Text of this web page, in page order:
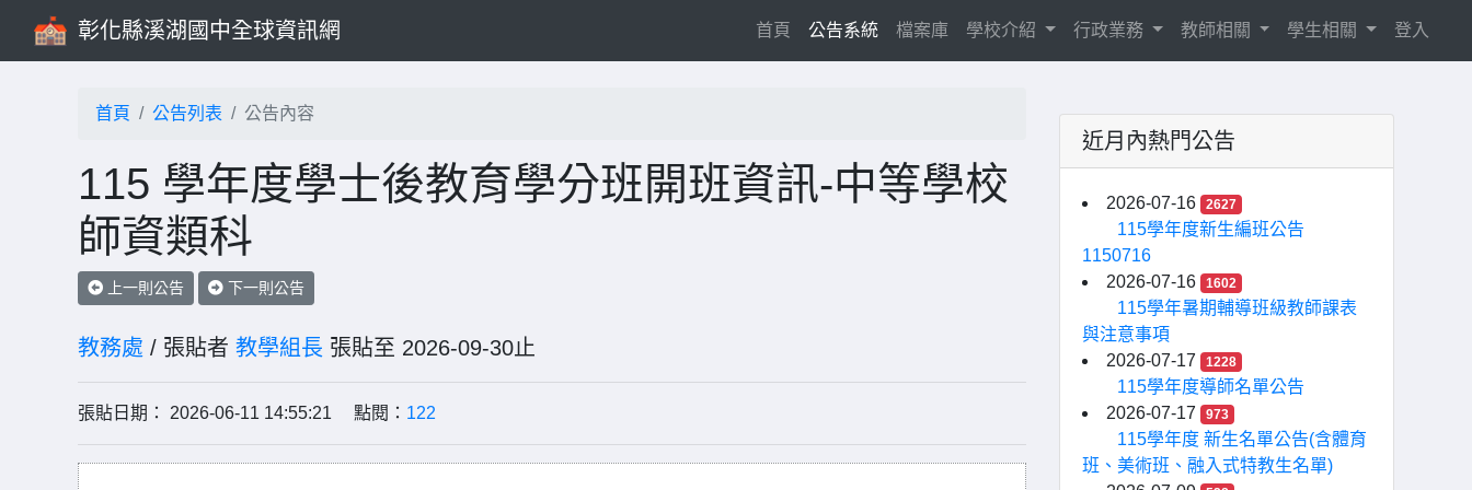
彰化縣溪湖國中全球資訊網 首頁 (current)
公告系統 檔案庫 學校介紹 行政業務 教師相關 學生相關 登入
首頁 公告列表 公告內容
115 學年度學士後教育學分班開班資訊-中等學校
師資類科
上一則公告 下一則公告
教務處 / 張貼者 教學組長 張貼至 2026-09-30止
張貼日期： 2026-06-11 14:55:21 點閱： 122
近月內熱門公告
2026-07-16 2627
115學年度新生編班公告
1150716
2026-07-16
1602
115學年暑期輔導班級教師課表
與注意事項
2026-07-17
1228
115學年度導師名單公告
2026-07-17
973
115學年度 新生名單公告(含體育
班、美術班、融入式特教生名單)